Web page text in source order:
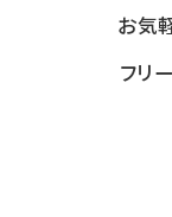
お気
フリ